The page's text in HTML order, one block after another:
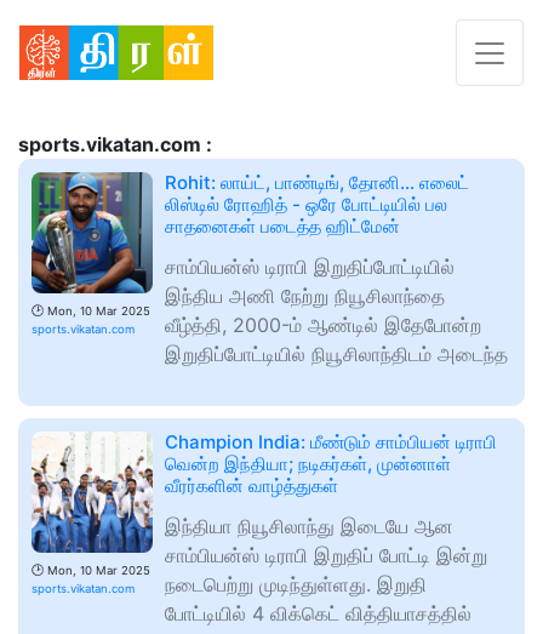
sports.vikatan.com :
🕑 Mon, 10 Mar 2025
sports.vikatan.com
Rohit: லாய்ட், பாண்டிங், தோனி... எலைட்
லிஸ்டில் ரோஹித் - ஒரே போட்டியில் பல
சாதனைகள் படைத்த ஹிட்மேன்
சாம்பியன்ஸ் டிராபி இறுதிப்போட்டியில்
இந்திய அணி நேற்று நியூசிலாந்தை
வீழ்த்தி, 2000-ம் ஆண்டில் இதேபோன்ற
இறுதிப்போட்டியில் நியூசிலாந்திடம் அடைந்த
🕑 Mon, 10 Mar 2025
sports.vikatan.com
Champion India: மீண்டும் சாம்பியன் டிராபி
வென்ற இந்தியா; நடிகர்கள், முன்னாள்
வீரர்களின் வாழ்த்துகள்
இந்தியா நியூசிலாந்து இடையே ஆன
சாம்பியன்ஸ் டிராபி இறுதிப் போட்டி இன்று
நடைபெற்று முடிந்துள்ளது. இறுதி
போட்டியில் 4 விக்கெட் வித்தியாசத்தில்